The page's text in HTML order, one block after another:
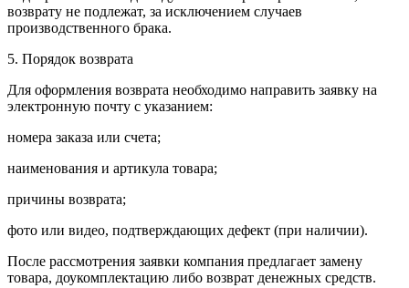
возврату не подлежат, за исключением случаев
производственного брака.
5. Порядок возврата
Для оформления возврата необходимо направить заявку на
электронную почту с указанием:
номера заказа или счета;
наименования и артикула товара;
причины возврата;
фото или видео, подтверждающих дефект (при наличии).
После рассмотрения заявки компания предлагает замену
товара, доукомплектацию либо возврат денежных средств.